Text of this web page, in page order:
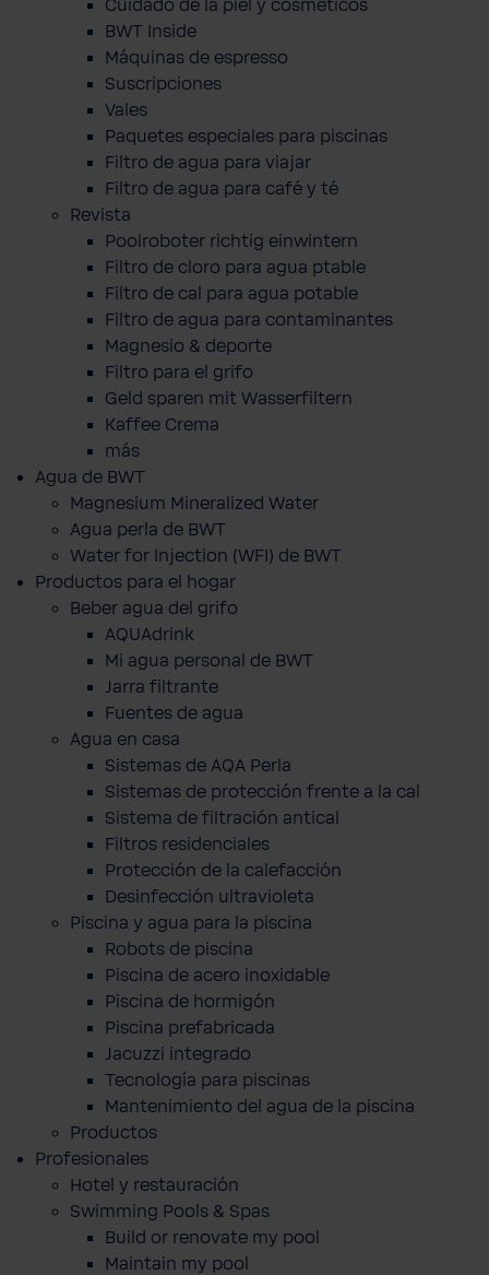
Cuidado de la piel y cosméticos
BWT Inside
Máquinas de espresso
Suscripciones
Vales
Paquetes especiales para piscinas
Filtro de agua para viajar
Filtro de agua para café y té
Revista
Poolroboter richtig einwintern
Filtro de cloro para agua ptable
Filtro de cal para agua potable
Filtro de agua para contaminantes
Magnesio & deporte
Filtro para el grifo
Geld sparen mit Wasserfiltern
Kaffee Crema
más
Agua de BWT
Magnesium Mineralized Water
Agua perla de BWT
Water for Injection (WFI) de BWT
Productos para el hogar
Beber agua del grifo
AQUAdrink
Mi agua personal de BWT
Jarra filtrante
Fuentes de agua
Agua en casa
Sistemas de AQA Perla
Sistemas de protección frente a la cal
Sistema de filtración antical
Filtros residenciales
Protección de la calefacción
Desinfección ultravioleta
Piscina y agua para la piscina
Robots de piscina
Piscina de acero inoxidable
Piscina de hormigón
Piscina prefabricada
Jacuzzi integrado
Tecnología para piscinas
Mantenimiento del agua de la piscina
Productos
Profesionales
Hotel y restauración
Swimming Pools & Spas
Build or renovate my pool
Maintain my pool